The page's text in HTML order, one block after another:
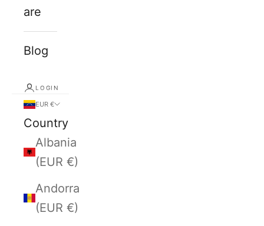
are
Blog
LOGIN
EUR €
Country
Albania
(EUR €)
Andorra
(EUR €)